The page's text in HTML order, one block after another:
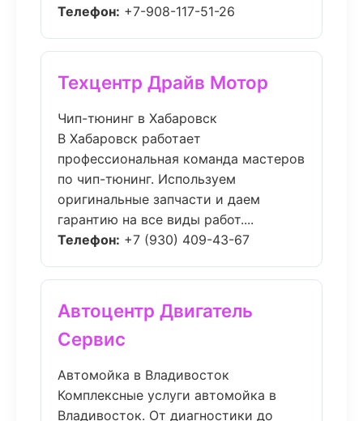
Телефон: +7-908-117-51-26
Техцентр Драйв Мотор
Чип-тюнинг в Хабаровск
В Хабаровск работает
профессиональная команда мастеров
по чип-тюнинг. Используем
оригинальные запчасти и даем
гарантию на все виды работ....
Телефон: +7 (930) 409-43-67
Автоцентр Двигатель
Сервис
Автомойка в Владивосток
Комплексные услуги автомойка в
Владивосток. От диагностики до